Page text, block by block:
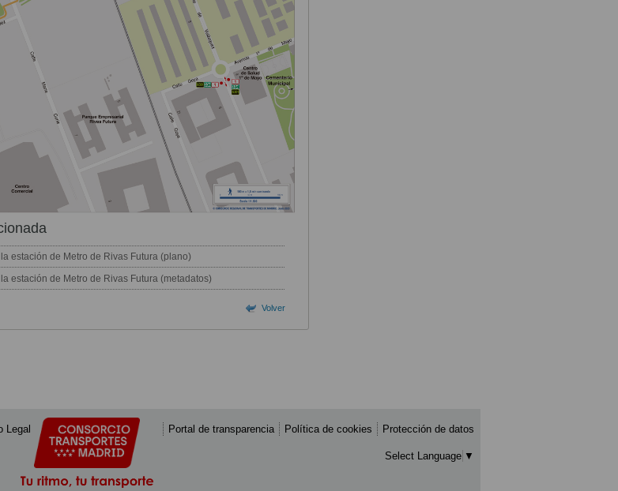
estación de Metro de Rivas Futura (plano)
estación de Metro de Rivas Futura (metadatos)
Volver
Legal Portal de transparencia Política de cookies Protección de datos
Select Language ▼